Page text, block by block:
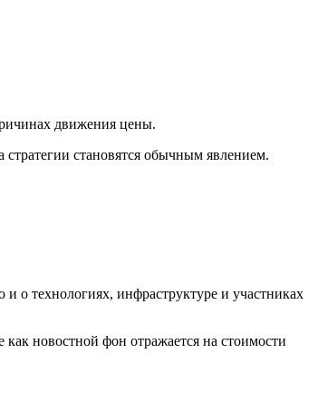
движения цены.
становятся обычным явлением.
о технологиях, инфраструктуре и участниках
новостной фон отражается на стоимости